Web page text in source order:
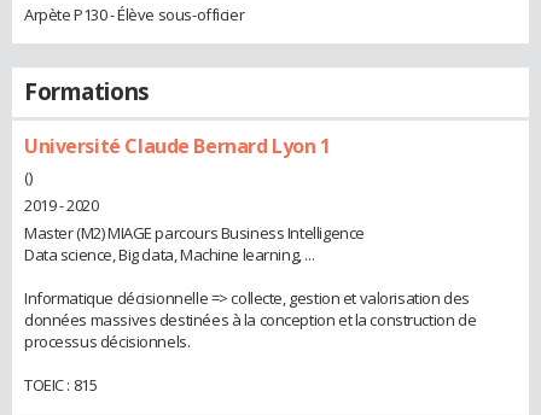
Arpète P130 - Élève sous-officier
Formations
Université Claude Bernard Lyon 1
()
2019 - 2020
Master (M2) MIAGE parcours Business Intelligence
Data science, Big data, Machine learning, ...
Informatique décisionnelle => collecte, gestion et valorisation des
données massives destinées à la conception et la construction de
processus décisionnels.
TOEIC : 815